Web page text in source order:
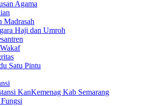
Agama
Madrasah
Haji dan Umroh
Satu Pintu
KanKemenag Kab Semarang